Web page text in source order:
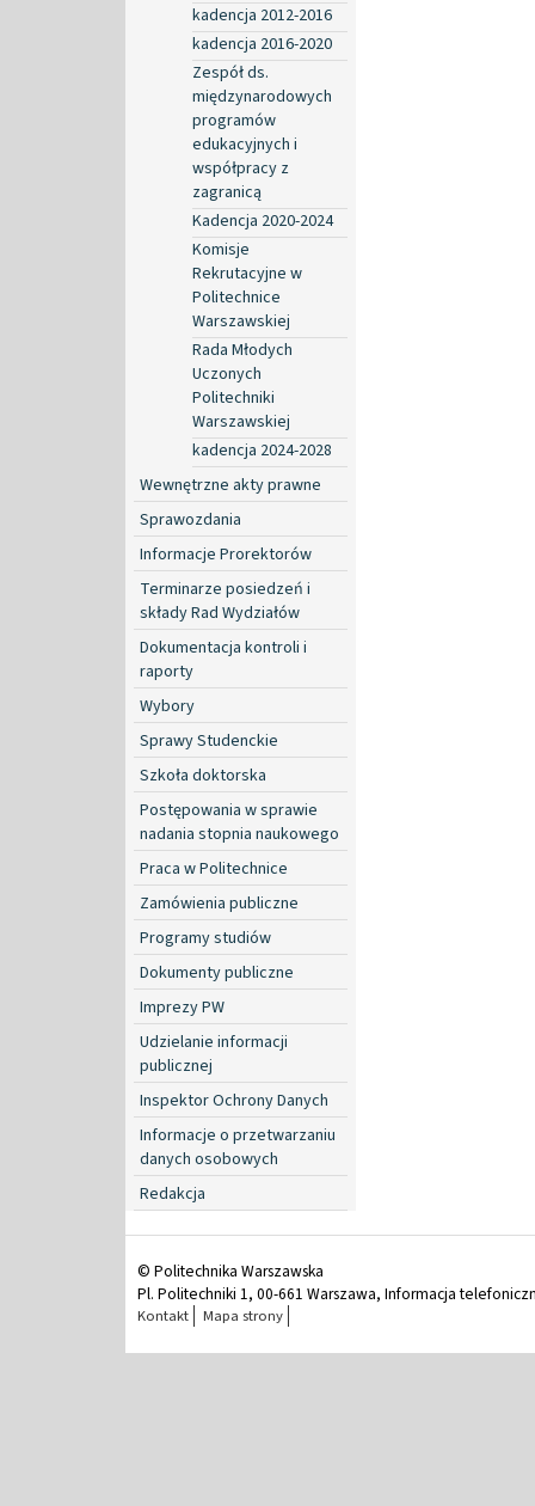
kadencja 2012-2016
kadencja 2016-2020
Zespół ds.
międzynarodowych
programów
edukacyjnych i
współpracy z
zagranicą
Kadencja 2020-2024
Komisje
Rekrutacyjne w
Politechnice
Warszawskiej
Rada Młodych
Uczonych
Politechniki
Warszawskiej
kadencja 2024-2028
Wewnętrzne akty prawne
Sprawozdania
Informacje Prorektorów
Terminarze posiedzeń i
składy Rad Wydziałów
Dokumentacja kontroli i
raporty
Wybory
Sprawy Studenckie
Szkoła doktorska
Postępowania w sprawie
nadania stopnia naukowego
Praca w Politechnice
Zamówienia publiczne
Programy studiów
Dokumenty publiczne
Imprezy PW
Udzielanie informacji
publicznej
Inspektor Ochrony Danych
Informacje o przetwarzaniu
danych osobowych
Redakcja
© Politechnika Warszawska
Pl. Politechniki 1, 00-661 Warszawa, Informacja
Kontakt Mapa strony